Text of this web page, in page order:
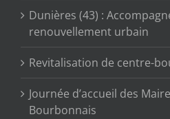
Dunières (43) :
renouvellement urbain
Revitalisation de centre-
Journée d’accueil des
Bourbonnais